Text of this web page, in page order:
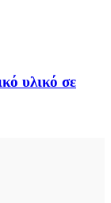
υλικό σε